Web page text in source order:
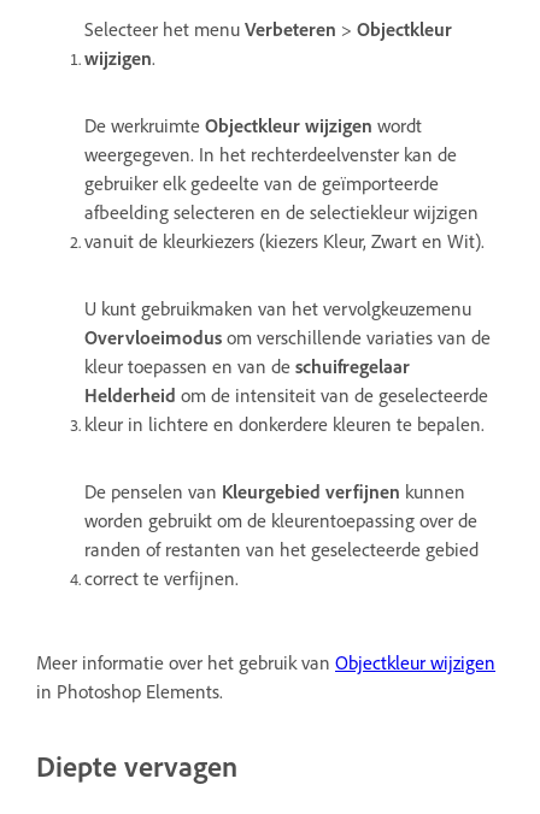
Selecteer het menu Verbeteren > Objectkleur
wijzigen.
De werkruimte Objectkleur wijzigen wordt
weergegeven. In het rechterdeelvenster kan de
gebruiker elk gedeelte van de geïmporteerde
afbeelding selecteren en de selectiekleur wijzigen
vanuit de kleurkiezers (kiezers Kleur, Zwart en Wit).
U kunt gebruikmaken van het vervolgkeuzemenu
Overvloeimodus om verschillende variaties van de
kleur toepassen en van de schuifregelaar
Helderheid om de intensiteit van de geselecteerde
kleur in lichtere en donkerdere kleuren te bepalen.
De penselen van Kleurgebied verfijnen kunnen
worden gebruikt om de kleurentoepassing over de
randen of restanten van het geselecteerde gebied
correct te verfijnen.
Meer informatie over het gebruik van Objectkleur wijzigen
in Photoshop Elements.
Diepte vervagen